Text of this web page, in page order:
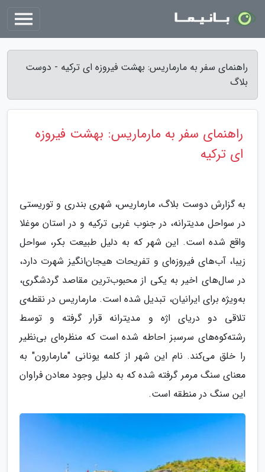
راهنمای سفر به مارماریس: بهشت فیروزه ای ترکیه - دوست
بلاگ
راهنمای سفر به مارماریس: بهشت فیروزه
ای ترکیه
به گزارش دوست بلاگ، مارماریس، شهری بندری و توریستی
در سواحل مدیترانه، در جنوب غربی ترکیه و در استان موغلا
واقع شده است. این شهر که به دلیل طبیعت بکر، سواحل
زیبا، آب‌های فیروزه‌ای و تفریحات هیجان‌انگیز شهرت دارد،
در سال‌های اخیر به یکی از محبوب‌ترین مقاصد گردشگری،
به‌ویژه برای ایرانیان، تبدیل شده است. مارماریس در نقطه‌ی
تلاقی دو دریای اژه و مدیترانه قرار گرفته و توسط
رشته‌کوه‌های سرسبز احاطه شده است که منظره‌ای بی‌نظیر
را خلق می‌کند. نام این شهر از کلمه یونانی "مارمارون" به
معنای سنگ مرمر گرفته شده که به دلیل وجود معادن فراوان
این سنگ در منطقه است.